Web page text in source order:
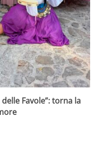
Favole”: torna la